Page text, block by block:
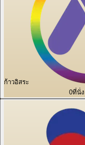
ก้าวอิสระ
0ที่นั่ง